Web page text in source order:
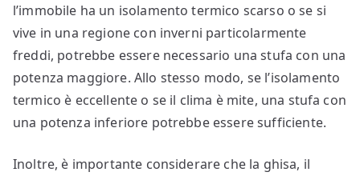
l’immobile ha un isolamento termico scarso o se si
vive in una regione con inverni particolarmente
freddi, potrebbe essere necessario una stufa con una
potenza maggiore. Allo stesso modo, se l’isolamento
termico è eccellente o se il clima è mite, una stufa con
una potenza inferiore potrebbe essere sufficiente.
Inoltre, è importante considerare che la ghisa, il